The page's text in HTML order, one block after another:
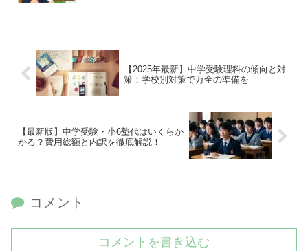
【2025年最新】中学受験理科の傾向と対
策：学校別対策で万全の準備を
【最新版】中学受験・小6塾代はいくらか
かる？費用総額と内訳を徹底解説！
コメント
コメントを書き込む